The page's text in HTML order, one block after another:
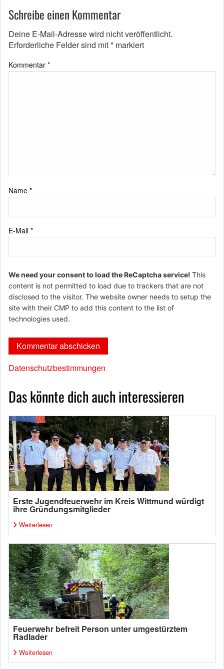
Schreibe einen Kommentar
Deine E-Mail-Adresse wird nicht veröffentlicht.
Erforderliche Felder sind mit* markiert
Kommentar *
Name *
E-Mail *
We need your consent to load the ReCaptcha service! This
content is not permitted to load due to trackers that are not
disclosed to the visitor. The website owner needs to setup the
site with their CMP to add this content to the list of
technologies used.
Datenschutzbestimmungen
Das könnte dich auch interessieren
Erste Jugendfeuerwehr im Kreis Wittmund würdigt
ihre Gründungsmitglieder
Weiterlesen
Feuerwehr befreit Person unter umgestürztem
Radlader
Weiterlesen